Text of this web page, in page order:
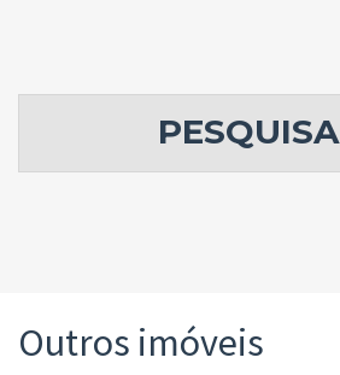
PESQUISA
Outros imóveis